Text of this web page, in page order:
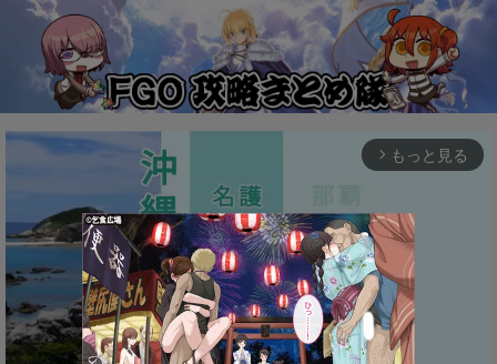
arrow_forward_ios もっと見る